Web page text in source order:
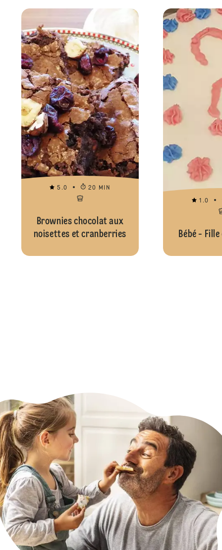
5.0 20 MIN
Brownies chocolat aux
noisettes et cranberries
1.0
Bébé -